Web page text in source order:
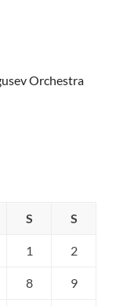
Orchestra
S S
1 2
8 9